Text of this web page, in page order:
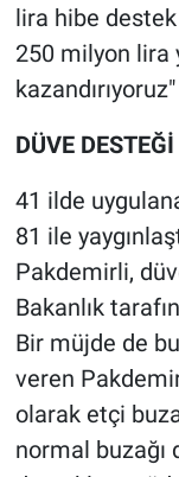
lira hibe
250 milyon lira
DÜVE
41 ilde
81 ile
Pakdemirli,
Bakanlık
Bir müjde de
veren
olarak etçi
normal